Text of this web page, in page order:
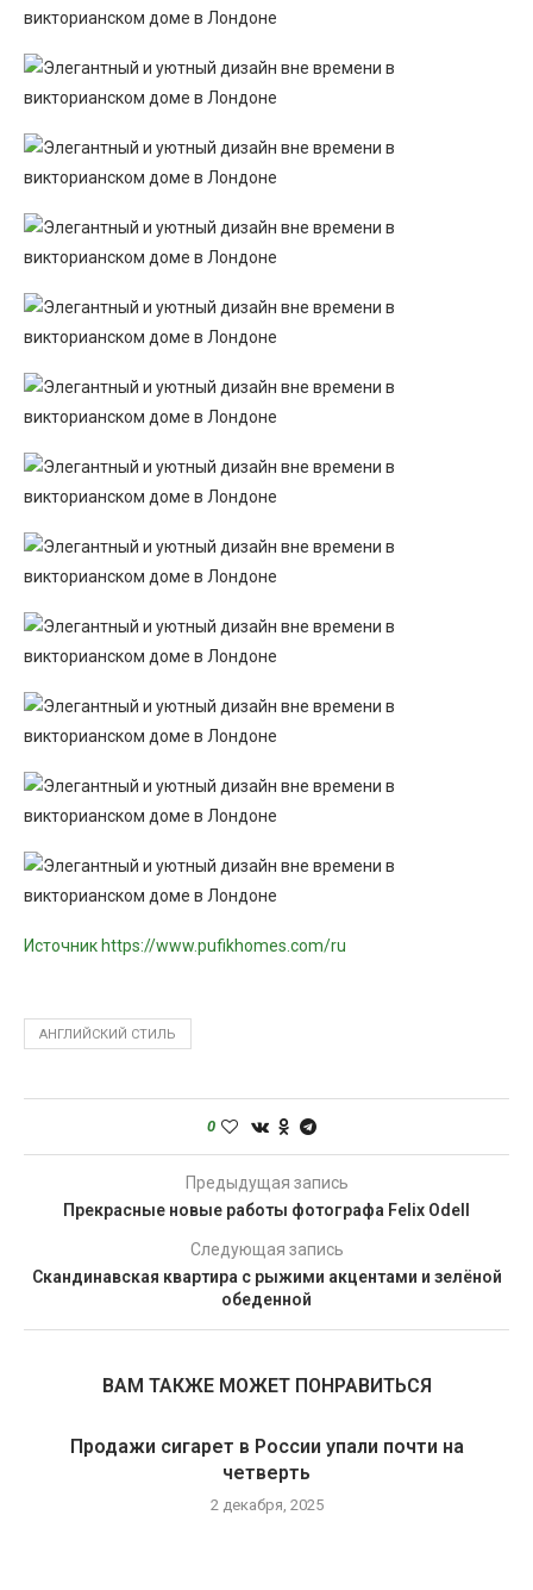
Источник https://www.pufikhomes.com/ru
АНГЛИЙСКИЙ СТИЛЬ
0
Предыдущая запись
Прекрасные новые работы фотографа Felix Odell
Следующая запись
Скандинавская квартира с рыжими акцентами и зелёной
обеденной
ВАМ ТАКЖЕ МОЖЕТ ПОНРАВИТЬСЯ
Продажи сигарет в России упали почти на
четверть
2 декабря, 2025